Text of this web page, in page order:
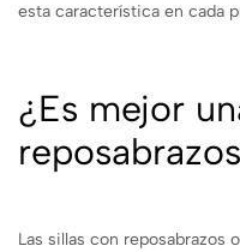
esta característica en cada
¿Es mejor
Las sillas con reposabrazos